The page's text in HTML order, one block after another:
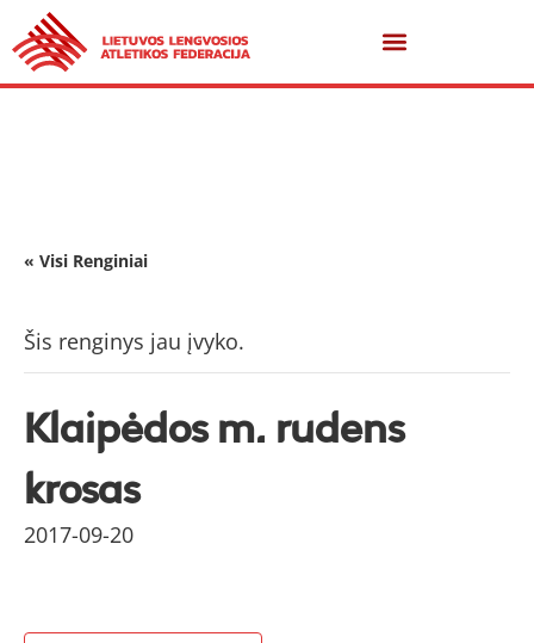
« Visi Renginiai
Šis renginys jau įvyko.
Klaipėdos m. rudens
krosas
2017-09-20